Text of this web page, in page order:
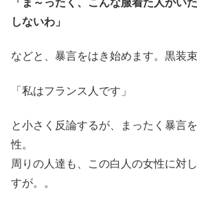
「ま～ったく、こんな服着た人がい
しないわ」
などと、暴言をはき始めます。黒装
「私はフランス人です」
と小さく反論するが、まったく暴言
性。
周りの人達も、この白人の女性に対
すが。。